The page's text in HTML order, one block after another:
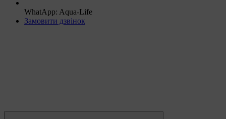
WhatApp: Aqua-Life
Замовити дзвінок